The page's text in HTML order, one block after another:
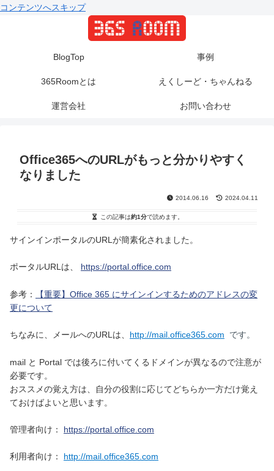
コンテンツへスキップ
BlogTop 事例
365Roomとは えくしーど・ちゃんねる
運営会社 お問い合わせ
Office365へのURLがもっと分かりやすく
なりました
2014.06.16 2024.04.11
この記事は約1分で読めます。
サインインポータルのURLが簡素化されました。
ポータルURLは、 https://portal.office.com
参考：
【重要】Office 365 にサインインするためのアドレスの変
更について
ちなみに、メールへのURLは、 http://mail.office365.com です。
mail と Portal では後ろに付いてくるドメインが異なるので注意が
必要です。
おススメの覚え方は、自分の役割に応じてどちらか一方だけ覚え
ておけばよいと思います。
管理者向け： https://portal.office.com
利用者向け： http://mail.office365.com